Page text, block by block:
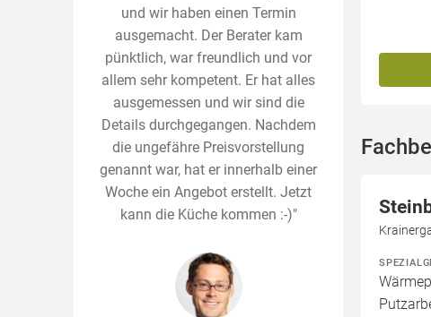
und wir haben einen Termin
ausgemacht. Der Berater kam
pünktlich, war freundlich und vor
allem sehr kompetent. Er hat alles
ausgemessen und wir sind die
Details durchgegangen. Nachdem
die ungefähre Preisvorstellung
genannt war, hat er innerhalb einer
Woche ein Angebot erstellt. Jetzt
kann die Küche kommen :-)"